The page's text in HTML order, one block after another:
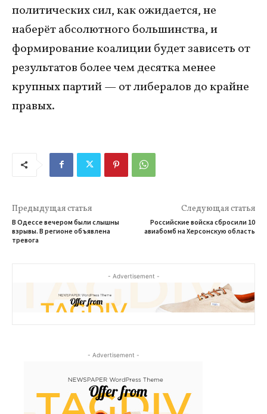
политических сил, как ожидается, не
наберёт абсолютного большинства, и
формирование коалиции будет зависеть от
результатов более чем десятка менее
крупных партий — от либералов до крайне
правых.
Предыдущая статья
В Одессе вечером были слышны
взрывы. В регионе объявлена
тревога
Следующая статья
Российские войска сбросили 10
авиабомб на Херсонскую область
- Advertisement -
- Advertisement -